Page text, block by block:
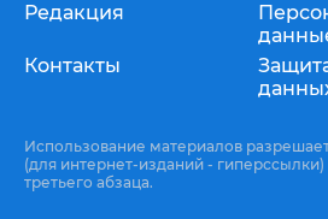
Редакция
Контакты
Использование материалов
(для интернет-изданий - гиперссылки)
третьего абзаца.